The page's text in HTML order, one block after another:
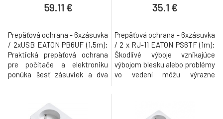
59.11 €
Prepäťová ochrana - 6xzásuvka
/ 2xUSB EATON PB6UF (1,5m):
Praktická prepäťová ochrana
pre počítače a elektroniku
ponúka šesť zásuviek a dva
Vlastnosti: Zásuvky: 6 x FR, 2
x USB 2.0 Max. napätie: 250 V
35.1 €
Prepäťová ochrana - 6xzásuvka
/ 2 x RJ-11 EATON PS6TF (1m):
Škodlivé výboje vznikajúce
výbojom blesku alebo problémy
vo vedení môžu výrazne
spotrebič, tak i napríklad o